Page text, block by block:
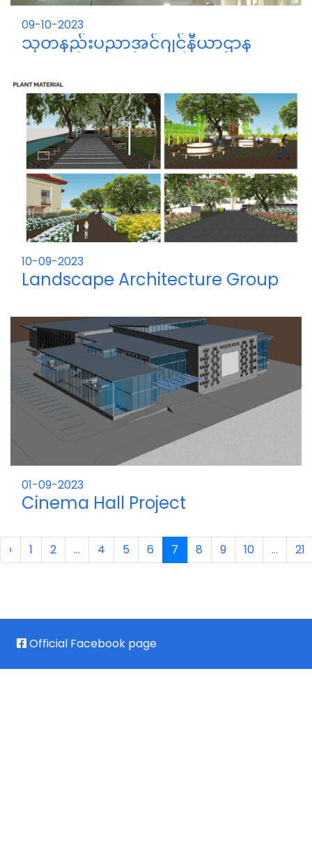
09-10-2023
သုတနည်းပညာအင်ဂျင်နီယာဌာန
Training Center သို့ Industrial
Training သွားရောက် လေ့လာ မှုသည့်
မှတ်တမ်း
သုတနည်းပညာအင်ဂျင်နီယာဌာန First Year
ကျောင်းသား/သူများနှင့် ကြီးကြပ်သူဆရာ/ဆရာမများ၊
9.10.2023 နေ့တွင် အမှတ်၄၄/၁၄၄ အောက်ပုစွန်တောင်
လမ်း MPT Training Center သို့ Communication and
Networking Field ဆိုင်ရာများလေ့လာခဲ့ကြပါသည်။
10-09-2023
Landscape Architecture Group
01-09-2023
Cinema Hall Project
‹ 1 2 ... 4 5 6 7 8 9 10 ... 21
Official Facebook page